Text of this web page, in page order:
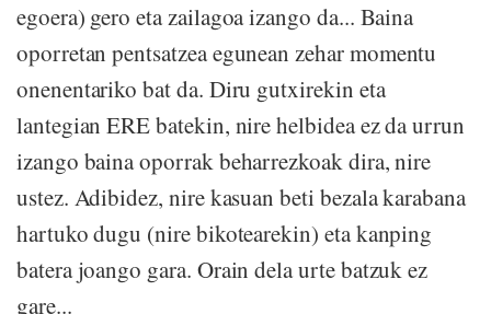
egoera) gero eta zailagoa izango da... Baina
oporretan pentsatzea egunean zehar momentu
onenentariko bat da. Diru gutxirekin eta
lantegian ERE batekin, nire helbidea ez da urrun
izango baina oporrak beharrezkoak dira, nire
ustez. Adibidez, nire kasuan beti bezala karabana
hartuko dugu (nire bikotearekin) eta kanping
batera joango gara. Orain dela urte batzuk ez
gare...